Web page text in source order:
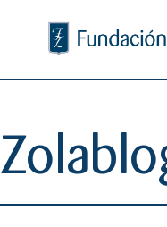
t
r
a
l
c